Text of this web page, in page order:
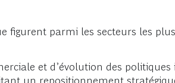
figurent parmi les secteurs les
et d’évolution des
un repositionnement